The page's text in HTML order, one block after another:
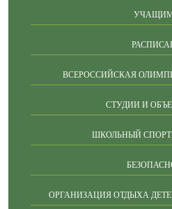
ВСЕРОССИЙСКАЯ
СТУДИИ И
ШКОЛЬНЫЙ
ОРГАНИЗАЦИЯ ОТДЫХА